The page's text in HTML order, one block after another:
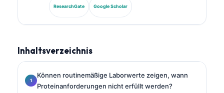
Deutschen Gesellschaft für Klinische Chemie ist er
auf die Analyse diagnostischer Panels, die
ResearchGate Google Scholar
Inhaltsverzeichnis
Können routinemäßige Laborwerte zeigen, wann
Proteinanforderungen nicht erfüllt werden?